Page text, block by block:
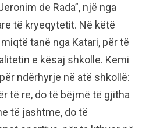
de Rada”, një nga
të kryeqytetit. Në këtë
tanë nga Katari, për të
e kësaj shkolle. Kemi
ndërhyrje në atë shkollë:
të re, do të bëjmë të gjitha
të jashtme, do të